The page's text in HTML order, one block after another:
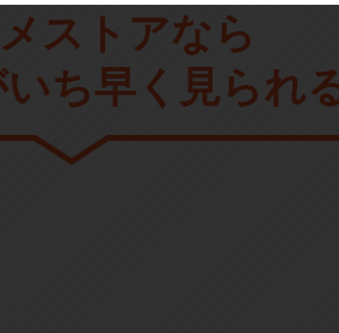
ストアなら
ち早く見られ